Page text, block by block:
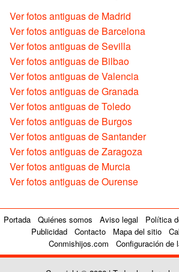
Ver fotos antiguas de Madrid
Ver fotos antiguas de Barcelona
Ver fotos antiguas de Sevilla
Ver fotos antiguas de Bilbao
Ver fotos antiguas de Valencia
Ver fotos antiguas de Granada
Ver fotos antiguas de Toledo
Ver fotos antiguas de Burgos
Ver fotos antiguas de Santander
Ver fotos antiguas de Zaragoza
Ver fotos antiguas de Murcia
Ver fotos antiguas de Ourense
Portada Quiénes somos Aviso legal
Política
Publicidad
Contacto Mapa del sitio
Conmishijos.com
Configuración de